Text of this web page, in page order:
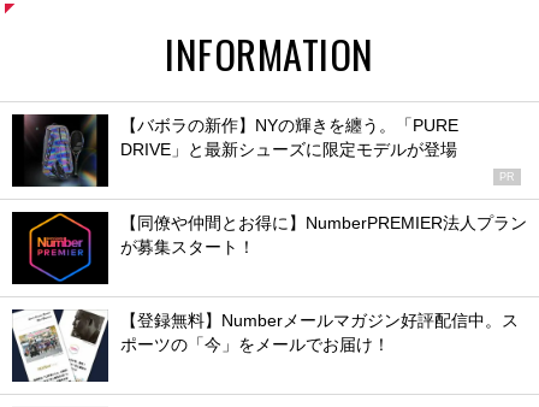
INFORMATION
【バボラの新作】NYの輝きを纏う。「PURE
DRIVE」と最新シューズに限定モデルが登場
PR
【同僚や仲間とお得に】NumberPREMIER法人プラン
が募集スタート！
【登録無料】Numberメールマガジン好評配信中。ス
ポーツの「今」をメールでお届け！